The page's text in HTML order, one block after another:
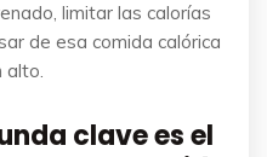
limitar las calorías
de esa comida calórica
alto.
clave es el